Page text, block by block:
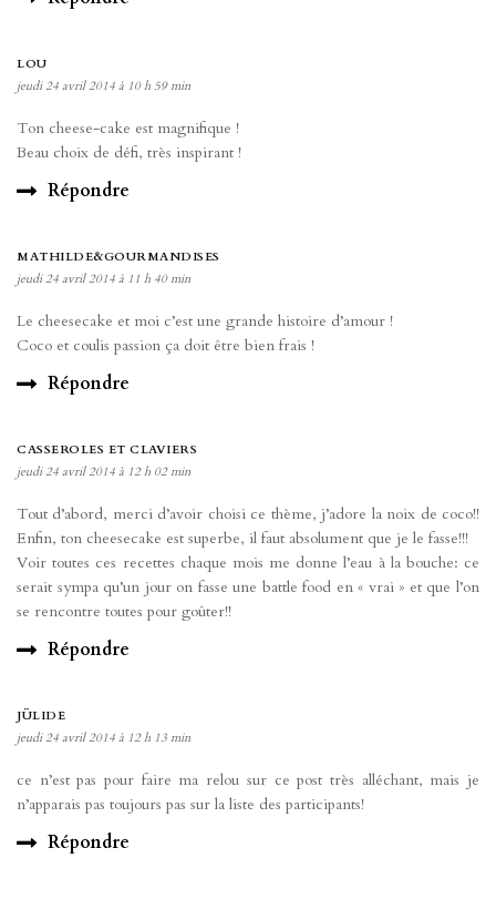
LOU
jeudi 24 avril 2014 à 10 h 59 min
Ton cheese-cake est magnifique !
Beau choix de défi, très inspirant !
Répondre
MATHILDE&GOURMANDISES
jeudi 24 avril 2014 à 11 h 40 min
Le cheesecake et moi c’est une grande histoire d’amour !
Coco et coulis passion ça doit être bien frais !
Répondre
CASSEROLES ET CLAVIERS
jeudi 24 avril 2014 à 12 h 02 min
Tout d’abord, merci d’avoir choisi ce thème, j’adore la noix de coco!!
Enfin, ton cheesecake est superbe, il faut absolument que je le fasse!!!
Voir toutes ces recettes chaque mois me donne l’eau à la bouche: ce
serait sympa qu’un jour on fasse une battle food en « vrai » et que l’on
se rencontre toutes pour goûter!!
Répondre
JÜLIDE
jeudi 24 avril 2014 à 12 h 13 min
ce n’est pas pour faire ma relou sur ce post très alléchant, mais je
n’apparais pas toujours pas sur la liste des participants!
Répondre